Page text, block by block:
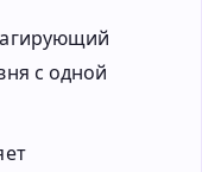
с одной